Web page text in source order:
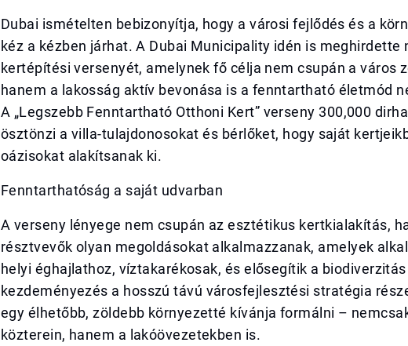
Dubai ismételten bebizonyítja, hogy a városi fejlődés és a
kéz a kézben járhat. A Dubai Municipality idén is meghirdette
kertépítési versenyét, amelynek fő célja nem csupán a város
hanem a lakosság aktív bevonása is a fenntartható életmód
A „Legszebb Fenntartható Otthoni Kert” verseny 300,000
ösztönzi a villa-tulajdonosokat és bérlőket, hogy saját
oázisokat alakítsanak ki.
Fenntarthatóság a saját udvarban
A verseny lényege nem csupán az esztétikus kertkialakítás,
résztvevők olyan megoldásokat alkalmazzanak, amelyek
helyi éghajlathoz, víztakarékosak, és elősegítik a
kezdeményezés a hosszú távú városfejlesztési stratégia
egy élhetőbb, zöldebb környezetté kívánja formálni –
közterein, hanem a lakóövezetekben is.